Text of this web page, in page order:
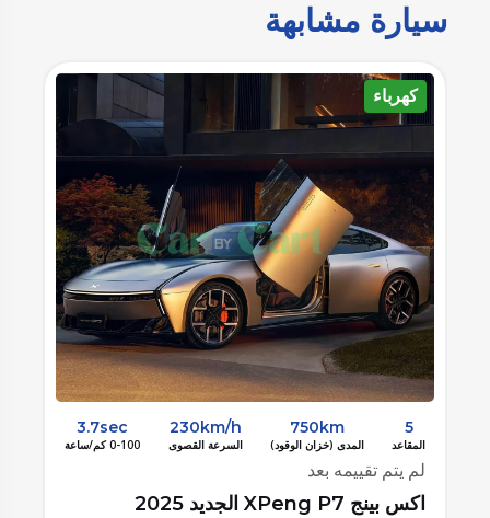
سيارة مشابهة
كهرباء
المقاعد
630km
المدى (خزان الوقود)
240km/h
السرعة القصوى
3.4sec
0-100 كم/ساعة
لم يتم تقييمه بعد
دنزا دنزا Z9GT 2025